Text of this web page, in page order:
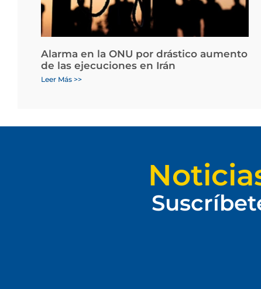
Alarma en la ONU por drástico aumento
de las ejecuciones en Irán
Leer Más >>